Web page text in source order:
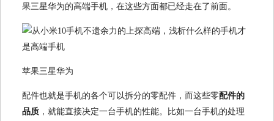
果三星华为的高端手机，在这些方面都已经走在了前面。
苹果三星华为
配件也就是手机的各个可以拆分的零配件，而这些零配件的
品质 ，就能直接决定一台手机的性能。比如一台手机的处理